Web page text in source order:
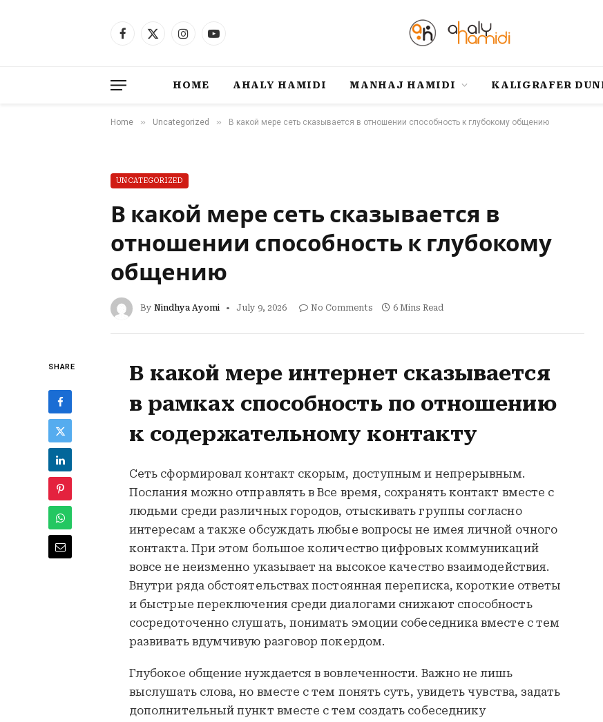
Facebook
X
InstagramYouTube
HOME AHALY HAMIDI MANHAJ HAMIDI KALIGRAFER
Home » Uncategorized » В какой мере сеть сказывается в отношении способность к глубокому общению
UNCATEGORIZED
В какой мере сеть сказывается в
отношении способность к глубокому
общению
By Nindhya Ayomi July 9, 2026 No Comments 6 Mins Read
SHARE
В какой мере интернет сказывается
в рамках способность по отношению
к содержательному контакту
Сеть сформировал контакт скорым, доступным и непрерывным.
Послания можно отправлять в Все время, сохранять контакт вместе с
людьми среди различных городов, отыскивать группы согласно
интересам а также обсуждать любые вопросы не имея личной очного
контакта. При этом большое количество цифровых коммуникаций
вовсе не неизменно указывает на высокое качество взаимодействия.
Внутри ряда обстоятельствах постоянная переписка, короткие ответы
и быстрые переключения среди диалогами снижают способность
сосредоточенно слушать, понимать эмоции собеседника вместе с тем
развивать вдумчивую разговор покердом.
Глубокое общение нуждается в вовлеченности. Важно не лишь
выслушать слова, но вместе с тем понять суть, увидеть чувства, задать
дополнительный пункт вместе с тем создать собеседнику